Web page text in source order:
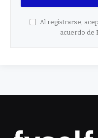
Al registrarse,
acuerdo de